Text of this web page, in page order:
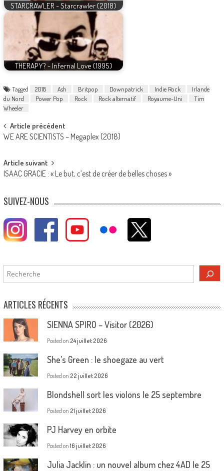
STARCRAWLER - Starcrawler (2018)
THERAPY? - Infernal Love (1995)
Tagged 2018 Ash Britpop Downpatrick Indie Rock
Irlande
du Nord
Power Pop Rock Rock alternatif Royaume-Uni
Tim
Wheeler
Post
navigation
Article précédent
WE ARE SCIENTISTS – Megaplex (2018)
Article suivant
ISAAC GRACIE : « Le but, c’est de créer de belles choses »
SUIVEZ-NOUS
Rechercher
ARTICLES RÉCENTS
SIENNA SPIRO – Visitor (2026)
Posted on 24 juillet 2026
She’s Green : le shoegaze au vert
Posted on 22 juillet 2026
Blondshell sort les violons le 25 septembre
Posted on 21 juillet 2026
PJ Harvey en orbite
Posted on 16 juillet 2026
Julia Jacklin : un nouvel album chez 4AD le 25